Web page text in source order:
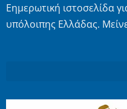
Εημερωτική ιστοσελίδα
υπόλοιπης Ελλάδας.